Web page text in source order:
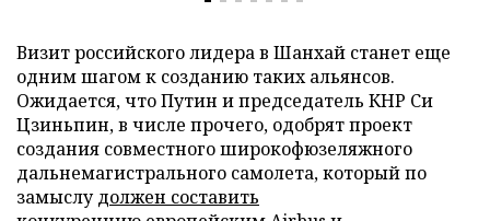
Визит российского лидера в Шанхай станет еще
одним шагом к созданию таких альянсов.
Ожидается, что Путин и председатель КНР Си
Цзиньпин, в числе прочего, одобрят проект
создания совместного широкофюзеляжного
дальнемагистрального самолета, который по
замыслудолжен составить